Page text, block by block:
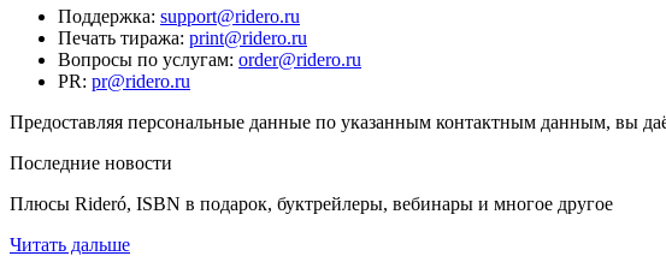
Поддержка: support@ridero.ru
Печать тиража: print@ridero.ru
Вопросы по услугам: order@ridero.ru
PR: pr@ridero.ru
Предоставляя персональные данные по указанным контактным данным, вы
Последние новости
Плюсы Rideró, ISBN в подарок, буктрейлеры, вебинары и многое другое
Читать дальше